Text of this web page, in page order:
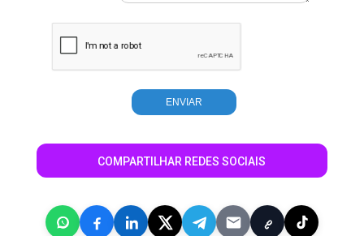
COMPARTILHAR REDES SOCIAIS